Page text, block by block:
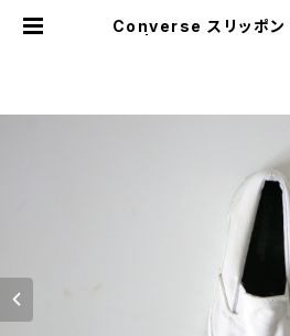
Converse スリッポ